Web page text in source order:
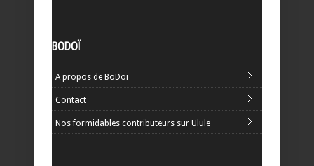
BODOÏ
A propos de BoDoï
Contact
Nos formidables contributeurs sur Ulule